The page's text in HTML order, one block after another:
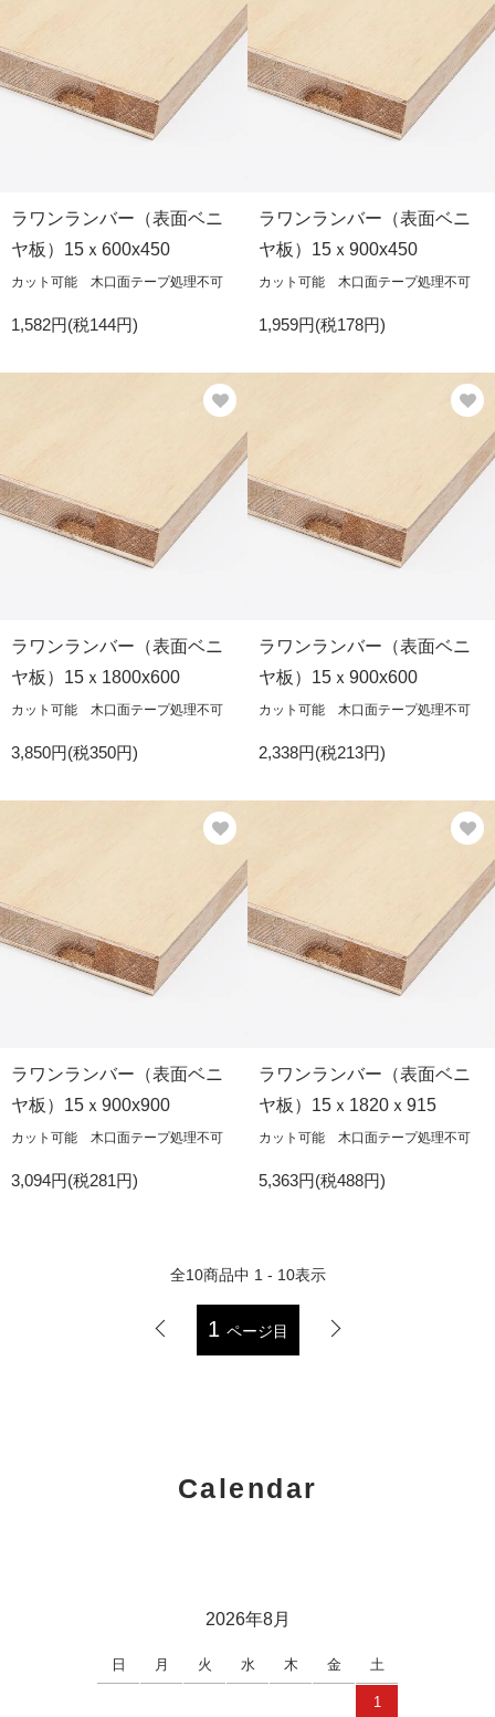
ラワンランバー（表面ベニ
ヤ板）15ｘ600x450
カット可能 木口面テープ処理不可
1,582円(税144円)
ラワンランバー（表面ベニ
ヤ板）15ｘ900x450
カット可能 木口面テープ処理不可
1,959円(税178円)
ラワンランバー（表面ベニ
ヤ板）15ｘ1800x600
カット可能 木口面テープ処理不可
3,850円(税350円)
ラワンランバー（表面ベニ
ヤ板）15ｘ900x600
カット可能 木口面テープ処理不可
2,338円(税213円)
ラワンランバー（表面ベニ
ヤ板）15ｘ900x900
カット可能 木口面テープ処理不可
3,094円(税281円)
ラワンランバー（表面ベニ
ヤ板）15ｘ1820ｘ915
カット可能 木口面テープ処理不可
5,363円(税488円)
全10商品中 1 - 10表示
1 ページ目
Calendar
2026年8月
日 月 火 水 木 金 土
1